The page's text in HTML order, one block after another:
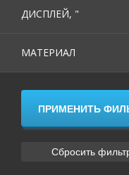
ДИСПЛЕЙ, "
МАТЕРИАЛ